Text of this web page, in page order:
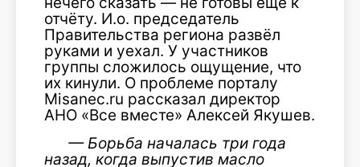
отчёту. И.о. председатель
Правительства региона развёл
руками и уехал. У участников
группы сложилось ощущение, что
их кинули. О проблеме порталу
Misanec.ru рассказал директор
АНО «Все вместе» Алексей Якушев.
— Борьба началась три года
назад, когда выпустив масло